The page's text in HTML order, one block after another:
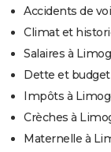
Accidents de
Climat et
Salaires à
Dette et
Impôts à
Crèches à
Maternelle à